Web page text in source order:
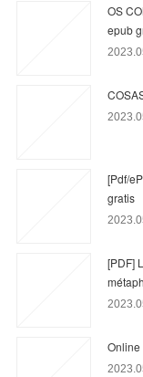
OS
epub
[Pdf/
gratis
[PDF]
Online